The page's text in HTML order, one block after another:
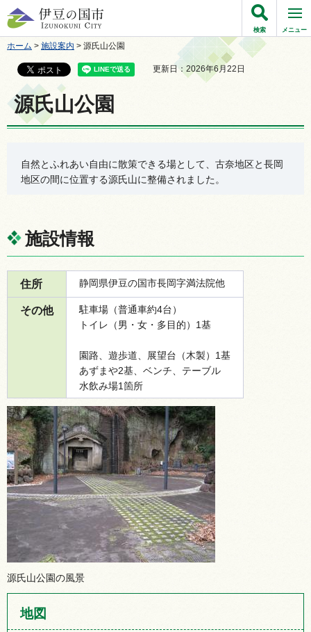
伊豆の国市
検索 メニュー
ホーム > 施設案内 > 源氏山公園
更新日：2026年6月22日
源氏山公園
自然とふれあい自由に散策できる場として、古奈地区と長岡
地区の間に位置する源氏山に整備されました。
施設情報
住所 静岡県伊豆の国市長岡字満法院他
その他
駐車場（普通車約4台）
トイレ（男・女・多目的）1基
園路、遊歩道、展望台（木製）1基
あずまや2基、ベンチ、テーブル
水飲み場1箇所
源氏山公園の風景
地図